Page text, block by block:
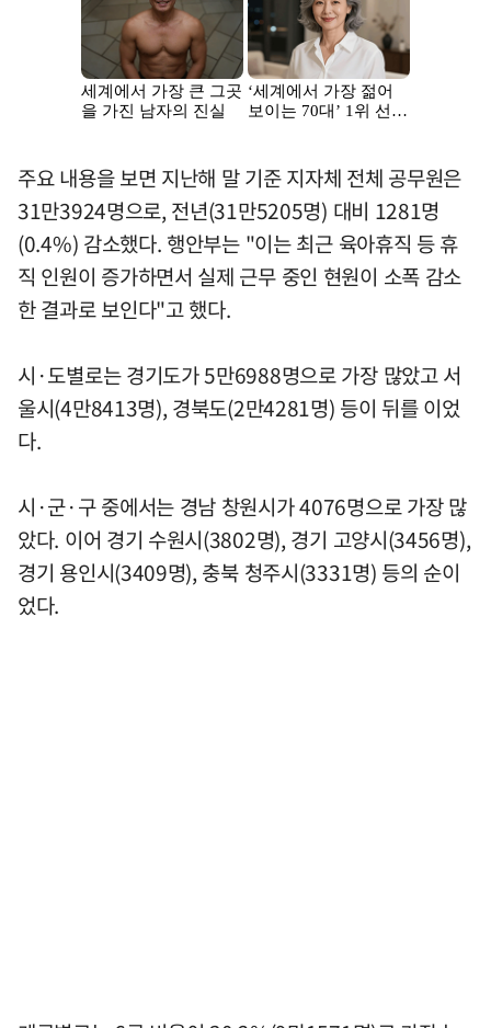
주요 내용을 보면 지난해 말 기준 지자체 전체 공무원은
31만3924명으로, 전년(31만5205명) 대비 1281명
(0.4%) 감소했다. 행안부는 "이는 최근 육아휴직 등 휴
직 인원이 증가하면서 실제 근무 중인 현원이 소폭 감소
한 결과로 보인다"고 했다.
시·도별로는 경기도가 5만6988명으로 가장 많았고 서
울시(4만8413명), 경북도(2만4281명) 등이 뒤를 이었
다.
시·군·구 중에서는 경남 창원시가 4076명으로 가장 많
았다. 이어 경기 수원시(3802명), 경기 고양시(3456명),
경기 용인시(3409명), 충북 청주시(3331명) 등의 순이
었다.